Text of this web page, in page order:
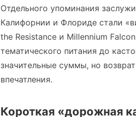
Отдельного упоминания
Калифорнии и Флориде стали
the Resistance и Millennium
тематического питания до
значительные суммы, но
впечатления.
Короткая «дорожная